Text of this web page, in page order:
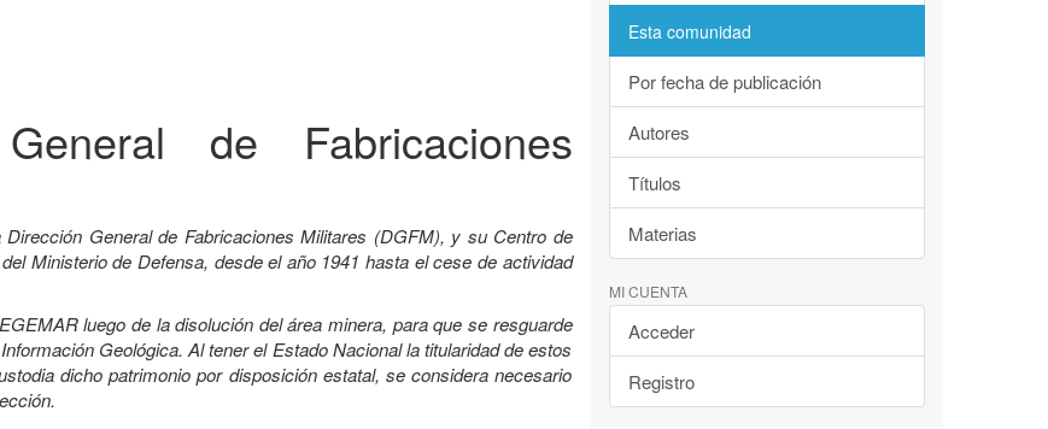
de Fabricaciones
General de Fabricaciones Militares (DGFM), y su Centro de
Ministerio de Defensa, desde el año 1941 hasta el cese de actividad
luego de la disolución del área minera, para que se resguarde
Geológica. Al tener el Estado Nacional la titularidad de estos
dicho patrimonio por disposición estatal, se considera necesario
Esta comunidad
Por fecha de publicación
Autores
Títulos
Materias
MI CUENTA
Acceder
Registro